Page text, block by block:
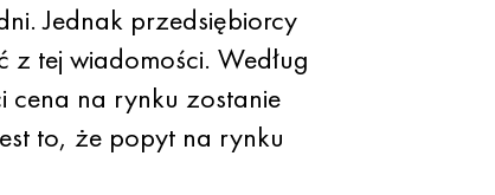
Jednak przedsiębiorcy
tej wiadomości. Według
cena na rynku zostanie
to, że popyt na rynku